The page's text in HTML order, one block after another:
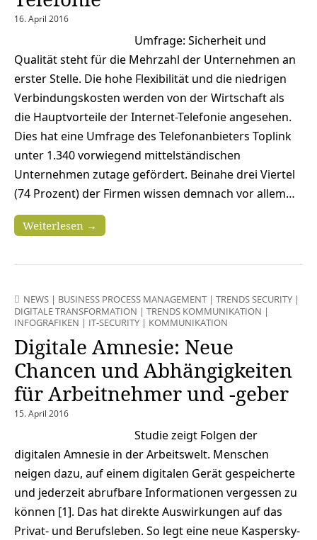
16. April 2016
Umfrage: Sicherheit und
Qualität steht für die Mehrzahl der Unternehmen an
erster Stelle. Die hohe Flexibilität und die niedrigen
Verbindungskosten werden von der Wirtschaft als
die Hauptvorteile der Internet-Telefonie angesehen.
Dies hat eine Umfrage des Telefonanbieters Toplink
unter 1.340 vorwiegend mittelständischen
Unternehmen zutage gefördert. Beinahe drei Viertel
(74 Prozent) der Firmen wissen demnach vor allem…
Weiterlesen →
NEWS | BUSINESS PROCESS MANAGEMENT | TRENDS SECURITY |
DIGITALE TRANSFORMATION | TRENDS KOMMUNIKATION |
INFOGRAFIKEN | IT-SECURITY | KOMMUNIKATION
Digitale Amnesie: Neue
Chancen und Abhängigkeiten
für Arbeitnehmer und -geber
15. April 2016
Studie zeigt Folgen der
digitalen Amnesie in der Arbeitswelt. Menschen
neigen dazu, auf einem digitalen Gerät gespeicherte
und jederzeit abrufbare Informationen vergessen zu
können [1]. Das hat direkte Auswirkungen auf das
Privat- und Berufsleben. So legt eine neue Kaspersky-